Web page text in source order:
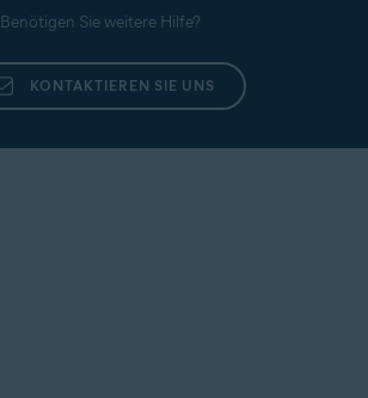
Benötigen Sie weitere Hilfe?
KONTAKTIEREN SIE UNS